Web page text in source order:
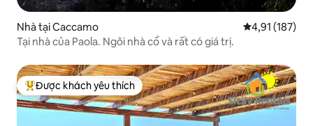
Nhà tại Caccamo Xếp hạng
4,91 (187)
Tại nhà của Paola. Ngôi nhà cổ và rất có giá trị.
Được khách yêu thích nhất
Được khách yêu thích